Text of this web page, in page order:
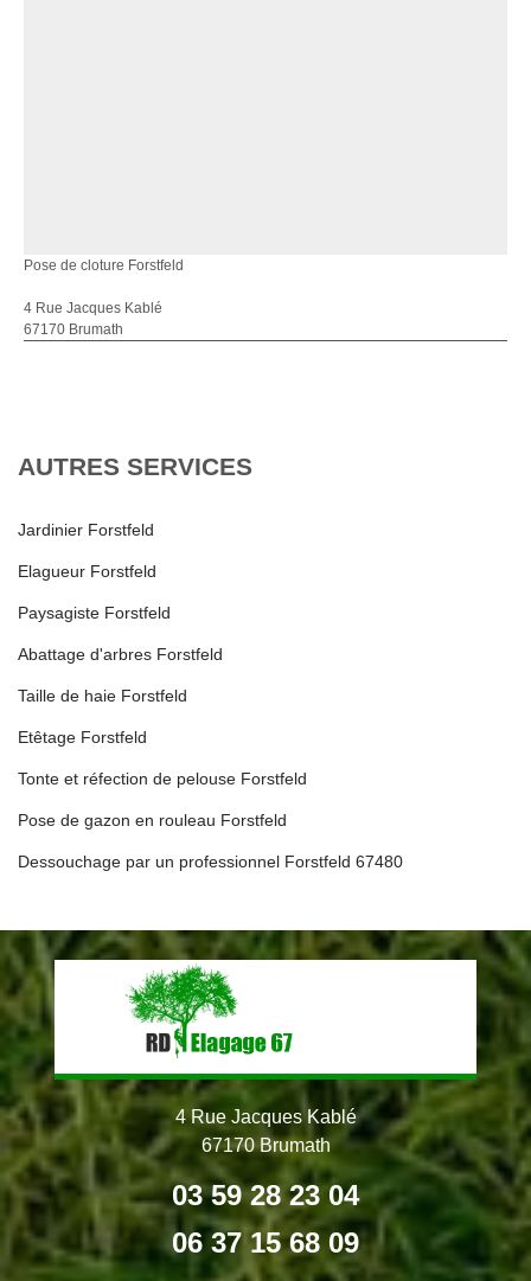
Pose de cloture Forstfeld
4 Rue Jacques Kablé
67170 Brumath
AUTRES SERVICES
Jardinier Forstfeld
Elagueur Forstfeld
Paysagiste Forstfeld
Abattage d'arbres Forstfeld
Taille de haie Forstfeld
Etêtage Forstfeld
Tonte et réfection de pelouse Forstfeld
Pose de gazon en rouleau Forstfeld
Dessouchage par un professionnel Forstfeld 67480
4 Rue Jacques Kablé
67170 Brumath
03 59 28 23 04
06 37 15 68 09